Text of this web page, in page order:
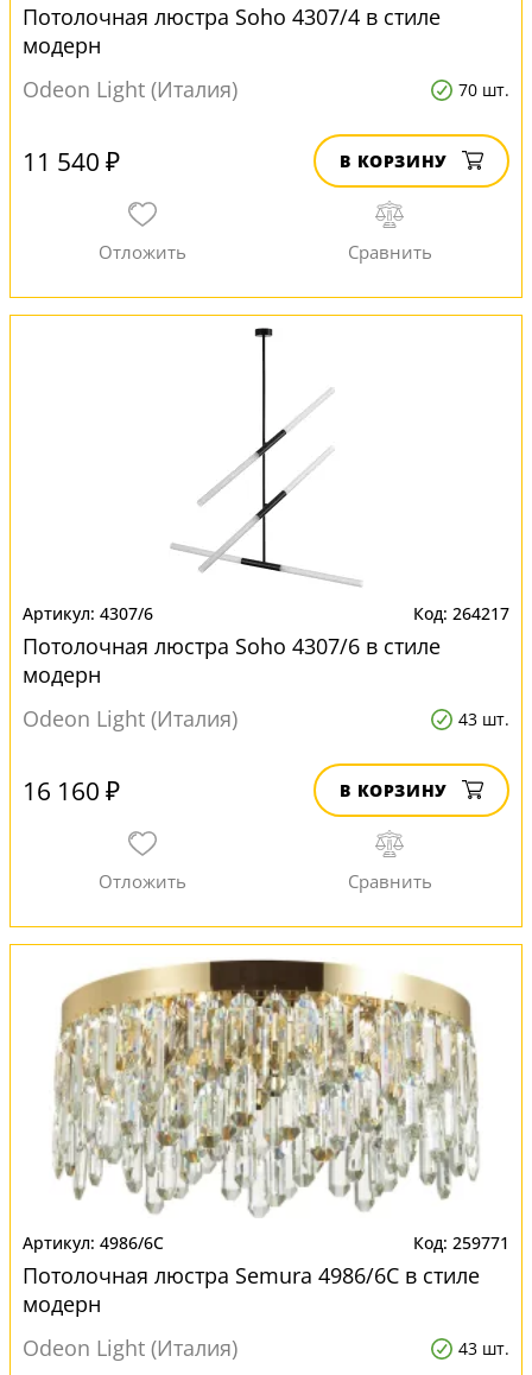
Потолочная люстра Soho 4307/4 в стиле
модерн
Odeon Light (Италия)
70 шт.
11 540 ₽ В КОРЗИНУ
4307/6 264217
Потолочная люстра Soho 4307/6 в стиле
модерн
Odeon Light (Италия)
43 шт.
16 160 ₽ В КОРЗИНУ
4986/6C 259771
Потолочная люстра Semura 4986/6C в стиле
модерн
Odeon Light (Италия)
43 шт.